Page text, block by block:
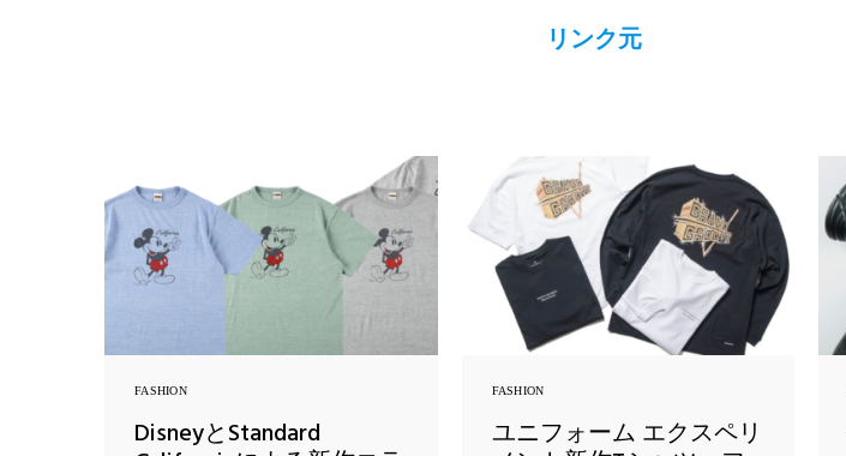
リンク元
FASHION
DisneyとStandard
FASHION
ユニフォーム エクスペリ